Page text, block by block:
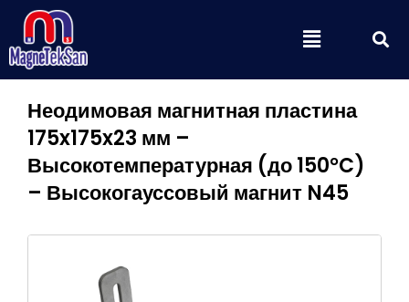
Перейти
содержимому
Меню
Неодимовая магнитная пластина
175x175x23 мм –
Высокотемпературная (до 150°C)
– Высокогауссовый магнит N45